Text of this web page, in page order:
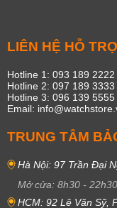
LIÊN HỆ HỖ
Hotline 1: 093 189 2222
Hotline 2: 097 189 3333
Hotline 3: 096 139 5555
Email:
TRUNG TÂM
Hà Nội: 97 Trần Đại
Mở cửa: 8h30 - 22h30
HCM: 92 Lê Văn Sỹ,